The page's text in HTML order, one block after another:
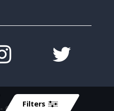
Filters
- Cycle-Tech GmbH